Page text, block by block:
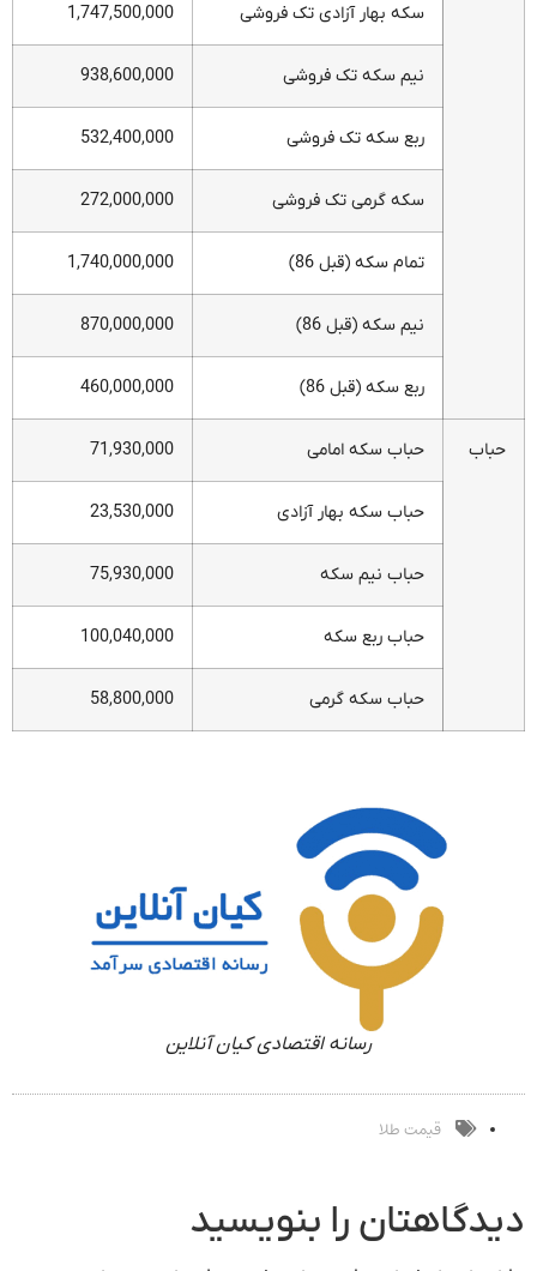
سکه بهار آزادی تک فروشی 1,747,500,000
نیم سکه تک فروشی 938,600,000
ربع سکه تک فروشی 532,400,000
سکه گرمی تک فروشی 272,000,000
تمام سکه (قبل 86) 1,740,000,000
نیم سکه (قبل 86) 870,000,000
ربع سکه (قبل 86) 460,000,000
حباب حباب سکه امامی 71,930,000
حباب سکه بهار آزادی 23,530,000
حباب نیم سکه 75,930,000
حباب ربع سکه 100,040,000
حباب سکه گرمی 58,800,000
رسانه اقتصادی کیان آنلاین
قیمت طلا
دیدگاهتان را بنویسید